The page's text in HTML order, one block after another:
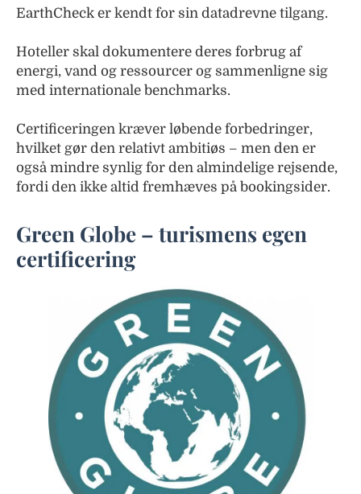
EarthCheck er kendt for sin datadrevne tilgang.
Hoteller skal dokumentere deres forbrug af
energi, vand og ressourcer og sammenligne sig
med internationale benchmarks.
Certificeringen kræver løbende forbedringer,
hvilket gør den relativt ambitiøs – men den er
også mindre synlig for den almindelige rejsende,
fordi den ikke altid fremhæves på bookingsider.
Green Globe – turismens egen
certificering